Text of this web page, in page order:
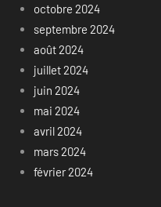
octobre 2024
septembre 2024
août 2024
juillet 2024
juin 2024
mai 2024
avril 2024
mars 2024
février 2024